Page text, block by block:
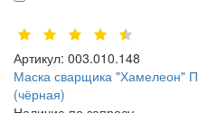
Артикул: 003.010.148
Маска сварщика "Хамелеон"
(чёрная)